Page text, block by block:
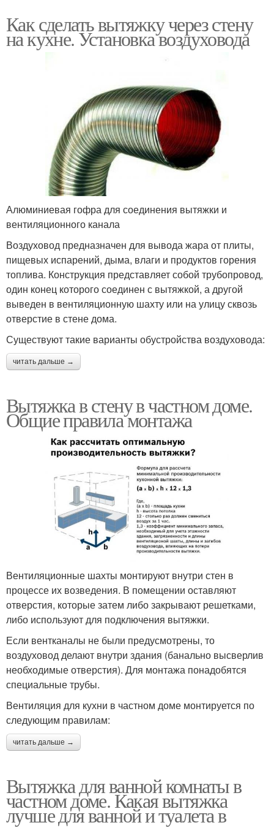
Как сделать вытяжку через стену
на кухне. Установка воздуховода
Алюминиевая гофра для соединения вытяжки и
вентиляционного канала
Воздуховод предназначен для вывода жара от плиты,
пищевых испарений, дыма, влаги и продуктов горения
топлива. Конструкция представляет собой трубопровод,
один конец которого соединен с вытяжкой, а другой
выведен в вентиляционную шахту или на улицу сквозь
отверстие в стене дома.
Существуют такие варианты обустройства воздуховода:
читать дальше →
Вытяжка в стену в частном доме.
Общие правила монтажа
Вентиляционные шахты монтируют внутри стен в
процессе их возведения. В помещении оставляют
отверстия, которые затем либо закрывают решетками,
либо используют для подключения вытяжки.
Если вентканалы не были предусмотрены, то
воздуховод делают внутри здания (банально высверлив
необходимые отверстия). Для монтажа понадобятся
специальные трубы.
Вентиляция для кухни в частном доме монтируется по
следующим правилам:
читать дальше →
Вытяжка для ванной комнаты в
частном доме. Какая вытяжка
лучше для ванной и туалета в